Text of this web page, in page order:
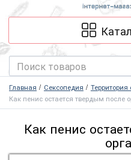
Главная Сексопедия
Территория
Как пенис остается твердым после
Как пенис